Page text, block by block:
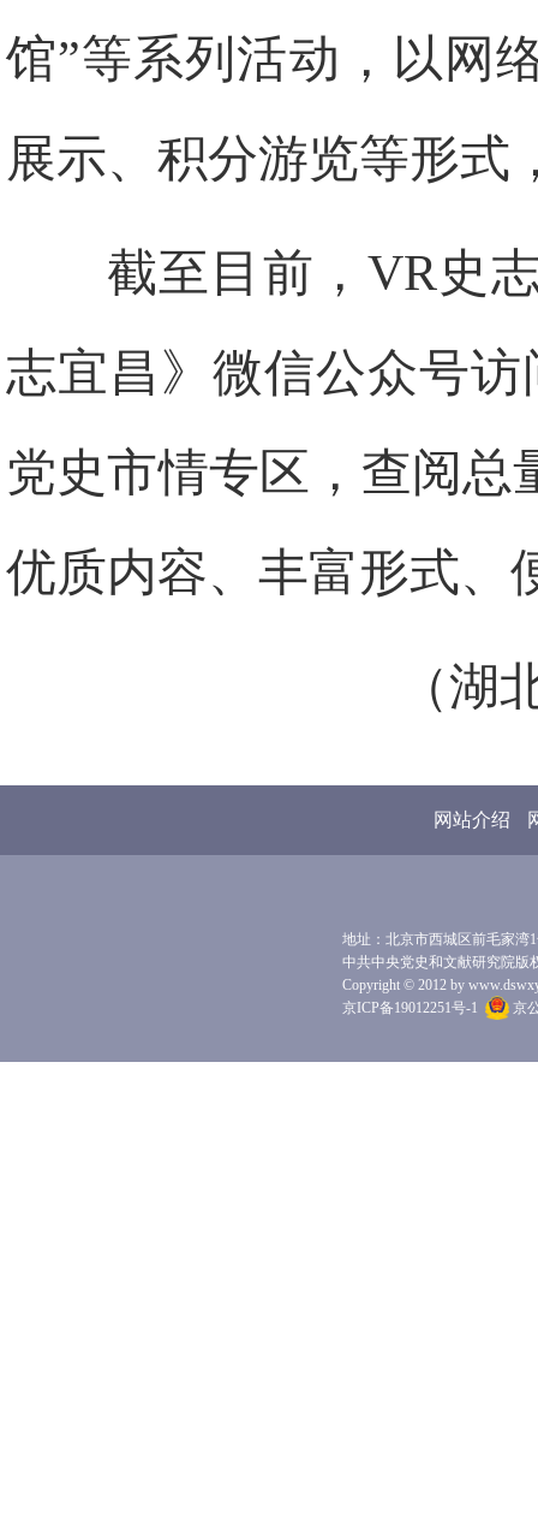
馆”等系列活动，以网
展示、积分游览等形式
截至目前，VR史
志宜昌》微信公众号
党史市情专区，查阅总
优质内容、丰富形式、
（湖
网站介绍
地址：北京市西城区前毛家湾
中共中央党史和文献研究院版
Copyright © 2012 by
京ICP备19012251号-1
京